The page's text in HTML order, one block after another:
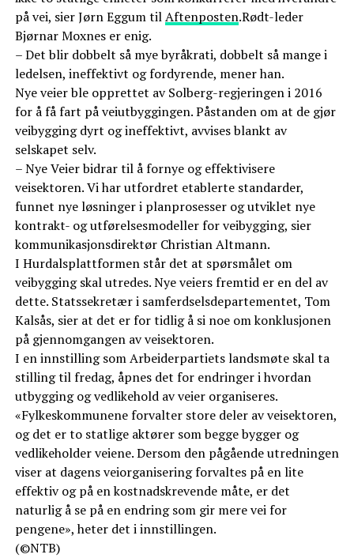
på vei, sier Jørn Eggum tilAftenposten.Rødt-leder
Bjørnar Moxnes er enig.
– Det blir dobbelt så mye byråkrati, dobbelt så mange i
ledelsen, ineffektivt og fordyrende, mener han.
Nye veier ble opprettet av Solberg-regjeringen i 2016
for å få fart på veiutbyggingen. Påstanden om at de gjør
veibygging dyrt og ineffektivt, avvises blankt av
selskapet selv.
– Nye Veier bidrar til å fornye og effektivisere
veisektoren. Vi har utfordret etablerte standarder,
funnet nye løsninger i planprosesser og utviklet nye
kontrakt- og utførelsesmodeller for veibygging, sier
kommunikasjonsdirektør Christian Altmann.
I Hurdalsplattformen står det at spørsmålet om
veibygging skal utredes. Nye veiers fremtid er en del av
dette. Statssekretær i samferdselsdepartementet, Tom
Kalsås, sier at det er for tidlig å si noe om konklusjonen
på gjennomgangen av veisektoren.
I en innstilling som Arbeiderpartiets landsmøte skal ta
stilling til fredag, åpnes det for endringer i hvordan
utbygging og vedlikehold av veier organiseres.
«Fylkeskommunene forvalter store deler av veisektoren,
og det er to statlige aktører som begge bygger og
vedlikeholder veiene. Dersom den pågående utredningen
viser at dagens veiorganisering forvaltes på en lite
effektiv og på en kostnadskrevende måte, er det
naturlig å se på en endring som gir mere vei for
pengene», heter det i innstillingen.
(©NTB)